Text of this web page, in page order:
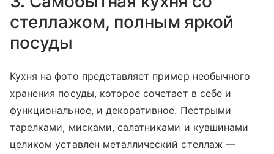
стеллажом, полным яркой
посуды
Кухня на фото представляет пример необычного
хранения посуды, которое сочетает в себе и
функциональное, и декоративное. Пестрыми
тарелками, мисками, салатниками и кувшинами
целиком уставлен металлический стеллаж —